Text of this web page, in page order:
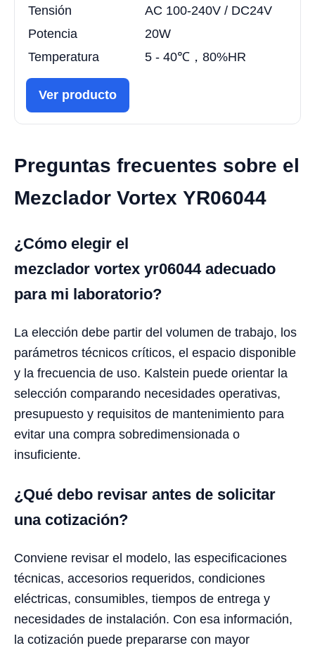
Tensión
AC 100-240V / DC24V
Potencia
20W
Temperatura
5 - 40℃，80%HR
Ver producto
Preguntas frecuentes sobre el
Mezclador Vortex YR06044
¿Cómo elegir el
mezclador vortex yr06044 adecuado
para mi laboratorio?
La elección debe partir del volumen de trabajo, los
parámetros técnicos críticos, el espacio disponible
y la frecuencia de uso. Kalstein puede orientar la
selección comparando necesidades operativas,
presupuesto y requisitos de mantenimiento para
evitar una compra sobredimensionada o
insuficiente.
¿Qué debo revisar antes de solicitar
una cotización?
Conviene revisar el modelo, las especificaciones
técnicas, accesorios requeridos, condiciones
eléctricas, consumibles, tiempos de entrega y
necesidades de instalación. Con esa información,
la cotización puede prepararse con mayor